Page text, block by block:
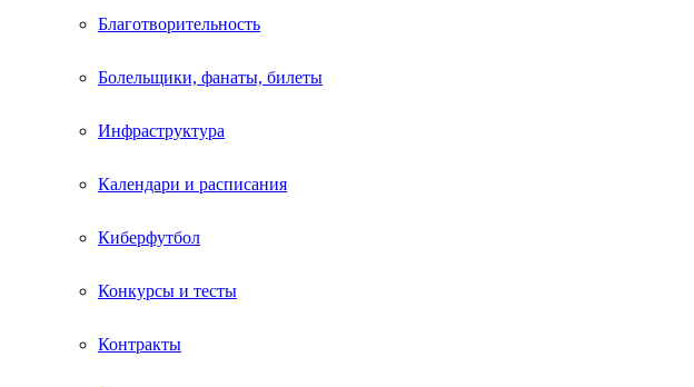
Благотворительность
Болельщики, фанаты, билеты
Инфраструктура
Календари и расписания
Киберфутбол
Конкурсы и тесты
Контракты